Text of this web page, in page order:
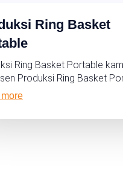
Ring Basket
Ring Basket Portable
Produksi Ring Basket